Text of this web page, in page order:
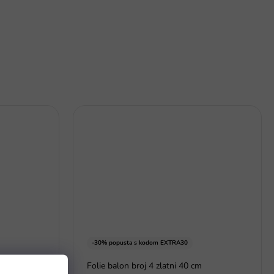
4 ks
-30% popusta s kodom EXTRA30
Folie balon broj 4 zlatni 40 cm